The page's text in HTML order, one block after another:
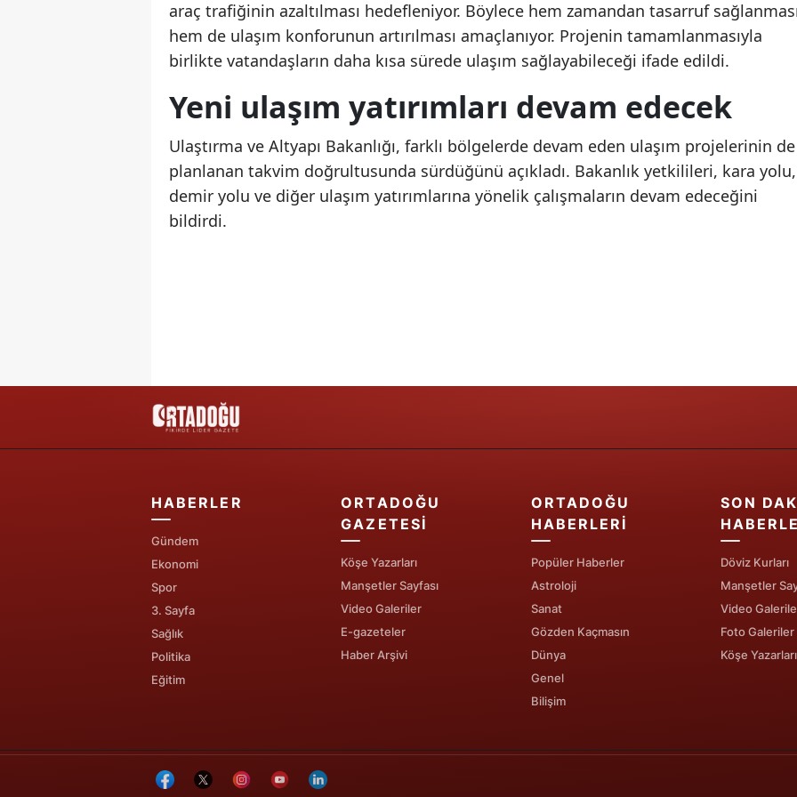
Samsun
Siirt
Sinop
Sivas
Tekirdağ
Aksaray
Bayburt
Karaman
Kırıkkale
Batman
Şırnak
Ardahan
araç trafiğinin azaltılması hedefleniyor. Böylece hem zamandan tasarruf
hem de ulaşım konforunun artırılması amaçlanıyor. Projenin tamamlanmasıyla
birlikte vatandaşların daha kısa sürede ulaşım sağlayabileceği ifade edildi.
Yeni ulaşım yatırımları devam edecek
Ulaştırma ve Altyapı Bakanlığı, farklı bölgelerde devam eden ulaşım projelerinin de
planlanan takvim doğrultusunda sürdüğünü açıkladı. Bakanlık yetkilileri, kara yolu,
demir yolu ve diğer ulaşım yatırımlarına yönelik çalışmaların devam edeceğini
bildirdi.
HABERLER
Gündem
Ekonomi
Spor
3. Sayfa
Sağlık
Politika
Eğitim
ORTADOĞU
GAZETESI
Köşe Yazarları
Manşetler Sayfası
Video Galeriler
E-gazeteler
Haber Arşivi
ORTADOĞU
HABERLERI
Popüler Haberler
Astroloji
Sanat
Gözden Kaçmasın
Dünya
Genel
Bilişim
SON
Döviz Kurları
Manşetler
Video
Foto Galeriler
Köşe Yazarları